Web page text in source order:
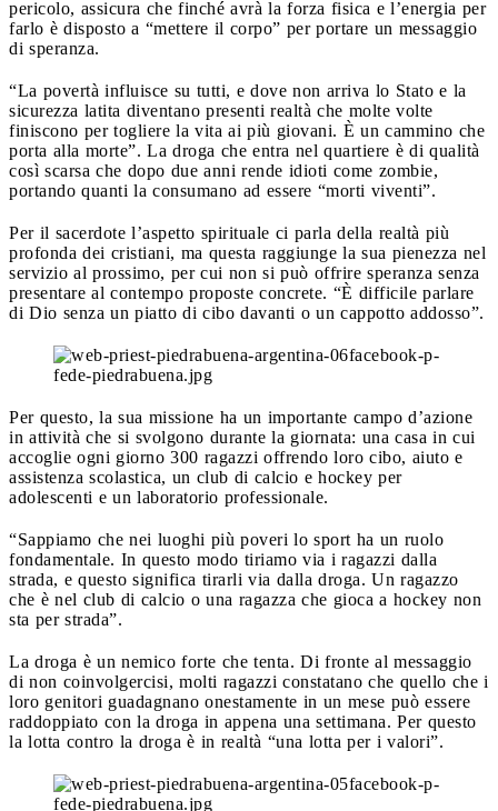
pericolo, assicura che finché avrà la forza fisica e l’energia per
farlo è disposto a “mettere il corpo” per portare un messaggio
di speranza.
“La povertà influisce su tutti, e dove non arriva lo Stato e la
sicurezza latita diventano presenti realtà che molte volte
finiscono per togliere la vita ai più giovani. È un cammino che
porta alla morte”. La droga che entra nel quartiere è di qualità
così scarsa che dopo due anni rende idioti come zombie,
portando quanti la consumano ad essere “morti viventi”.
Per il sacerdote l’aspetto spirituale ci parla della realtà più
profonda dei cristiani, ma questa raggiunge la sua pienezza nel
servizio al prossimo, per cui non si può offrire speranza senza
presentare al contempo proposte concrete. “È difficile parlare
di Dio senza un piatto di cibo davanti o un cappotto addosso”.
Per questo, la sua missione ha un importante campo d’azione
in attività che si svolgono durante la giornata: una casa in cui
accoglie ogni giorno 300 ragazzi offrendo loro cibo, aiuto e
assistenza scolastica, un club di calcio e hockey per
adolescenti e un laboratorio professionale.
“Sappiamo che nei luoghi più poveri lo sport ha un ruolo
fondamentale. In questo modo tiriamo via i ragazzi dalla
strada, e questo significa tirarli via dalla droga. Un ragazzo
che è nel club di calcio o una ragazza che gioca a hockey non
sta per strada”.
La droga è un nemico forte che tenta. Di fronte al messaggio
di non coinvolgercisi, molti ragazzi constatano che quello che i
loro genitori guadagnano onestamente in un mese può essere
raddoppiato con la droga in appena una settimana. Per questo
la lotta contro la droga è in realtà “una lotta per i valori”.